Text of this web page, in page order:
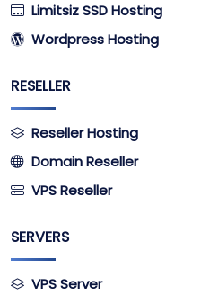
Limitsiz SSD Hosting
Wordpress Hosting
RESELLER
Reseller Hosting
Domain Reseller
VPS Reseller
SERVERS
VPS Server